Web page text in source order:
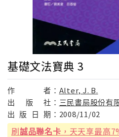
基礎文法寶典 3
作 者： Alter, J. B.
出
版 社： 三民書局股份有
出 版 日 期： 2008/11/02
刷誠品聯名卡 ，天天享最高